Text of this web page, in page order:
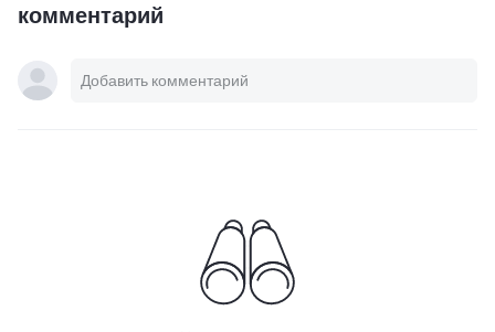
комментарий